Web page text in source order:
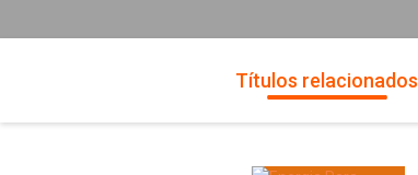
Títulos relacionados